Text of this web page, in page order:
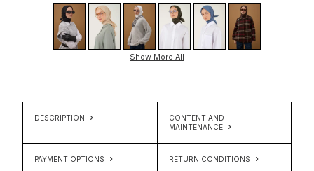
Show More All
DESCRIPTION
CONTENT AND
MAINTENANCE
PAYMENT OPTIONS RETURN CONDITIONS